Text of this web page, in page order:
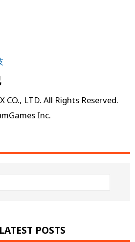
CO., LTD. All Rights Reserved.
Inc.
LATEST POSTS